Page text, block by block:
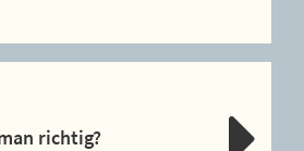
richtig?